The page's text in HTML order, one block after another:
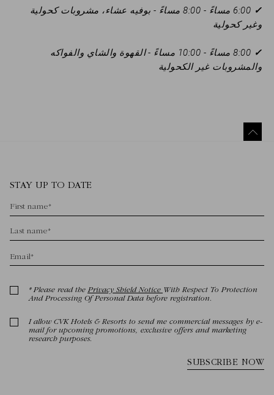
✓
6:00 مساءً - 8:00 مساءً - بوفيه عشاء، مشروبات كحولية
وغير كحولية
✓
8:00 مساءً - 10:00 مساءً - القهوة والشاي والفواكه
والمشروبات غير الكحولية